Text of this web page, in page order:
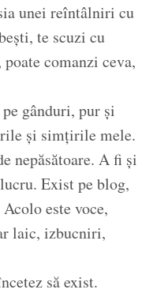
unei reîntâlniri cu
te scuzi cu
comanzi ceva,
gânduri, pur și
și simțirile mele.
nepăsătoare. A fi și
Exist pe blog,
este voce,
laic, izbucniri,
să exist.